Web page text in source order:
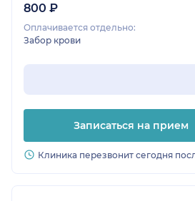
800 ₽
Оплачивается отдельно:
Забор крови
Записаться на прием
Клиника перезвонит сегодня